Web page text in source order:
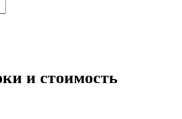
и стоимость